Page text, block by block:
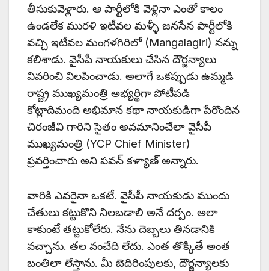
తీసుకువెళ్లారు. ఆ పార్టీలోకి వెళ్లినా ఎంతో కాలం
ఉండలేక మురళి ఇటీవల మళ్ళీ జనసేన పార్టీలోకి
వచ్చి ఇటీవల మంగళగిరిలో (Mangalagiri) నన్ను
కలిశాడు. వైసీపీ నాయకులు చేసిన దౌర్జన్యాలు
వివరించి విలపించాడు. అలాగే ఒకప్పుడు ఉమ్మడి
రాష్ట్ర ముఖ్యమంత్రి అభ్యర్థిగా పోటీపడి
కోట్లాదిమంది అభిమాన కథా నాయకుడిగా పేరొందిన
చిరంజీవి గారిని సైతం అవమానించేలా వైసీపీ
ముఖ్యమంత్రి (YCP Chief Minister)
ప్రవర్తించారు అని పవన్ కళ్యాణ్ అన్నారు.
వారికి ఎవరైనా ఒకటే. వైసీపీ నాయకుడు ముందు
చేతులు కట్టుకొని నిలబడాలి అనే దర్పం. అలా
కాకుంటే తట్టుకోలేరు. నేను దెబ్బలు తినడానికి
వచ్చాను. తల వంచేది లేదు. ఎంత తొక్కితే అంత
బంతిలా లేస్తాను. మీ బెదిరింపులకు, దౌర్జన్యాలకు